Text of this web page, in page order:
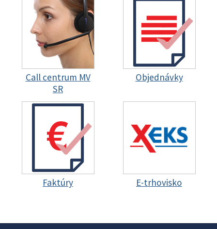
Call centrum MV
SR
Objednávky
Faktúry E-trhovisko